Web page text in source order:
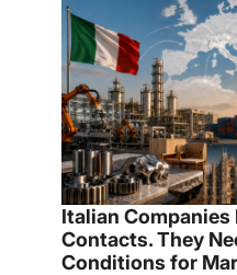
Italian Companies
Contacts. They
Conditions for